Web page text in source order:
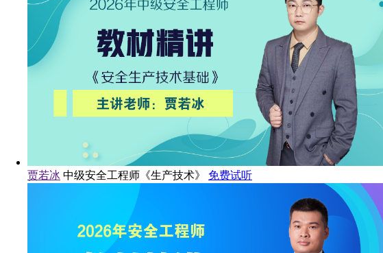
贾若冰 中级安全工程师《生产技术》 免费试听